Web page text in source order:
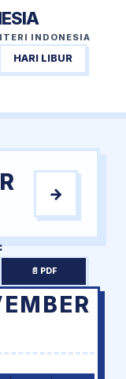
INDONESIA
HARI LIBUR
→
📄 PDF